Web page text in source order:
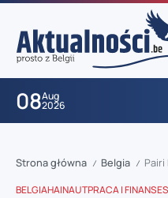
08Aug
2026
Strona główna / Belgia / Pairi
BELGIAHAINAUTPRACA I FINANSE